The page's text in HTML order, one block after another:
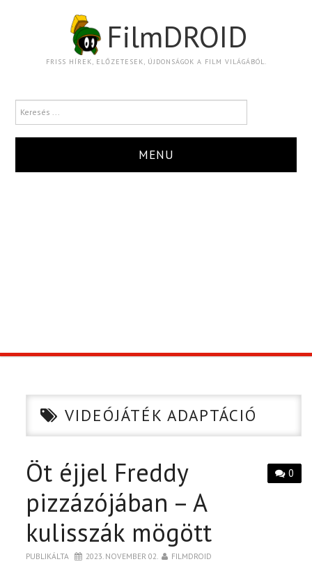
FilmDROID
FRISS HÍREK, ELŐZETESEK, ÚJDONSÁGOK A FILM VILÁGÁBÓL.
MENU
CIKK
PÓLÓ RENDELÉS
VIDEÓJÁTÉK ADAPTÁCIÓ
0
Öt éjjel Freddy
pizzázójában – A
kulisszák mögött
PUBLIKÁLTA 2023. NOVEMBER 02. FILMDROID